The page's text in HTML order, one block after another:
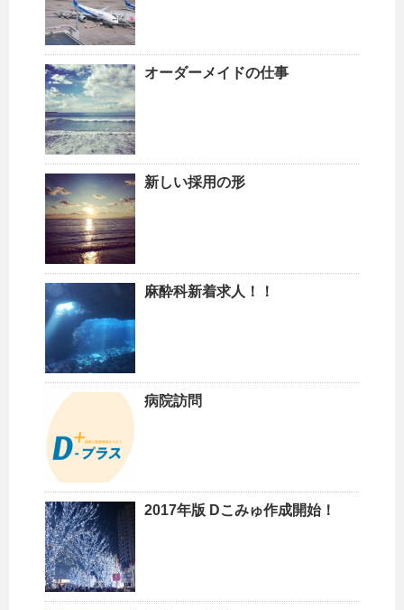
オーダーメイドの仕事
新しい採用の形
麻酔科新着求人！！
病院訪問
2017年版 Dこみゅ作成開始！